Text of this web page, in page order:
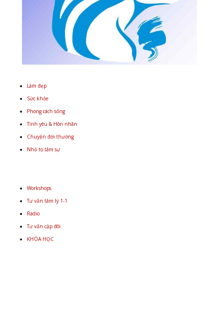
Làm đẹp
Sức khỏe
Phong cách sống
Tình yêu & Hôn nhân
Chuyện đời thường
Nhỏ to tâm sự
Workshops
Tư vấn tâm lý 1-1
Radio
Tư vấn cặp đôi
KHÓA HỌC